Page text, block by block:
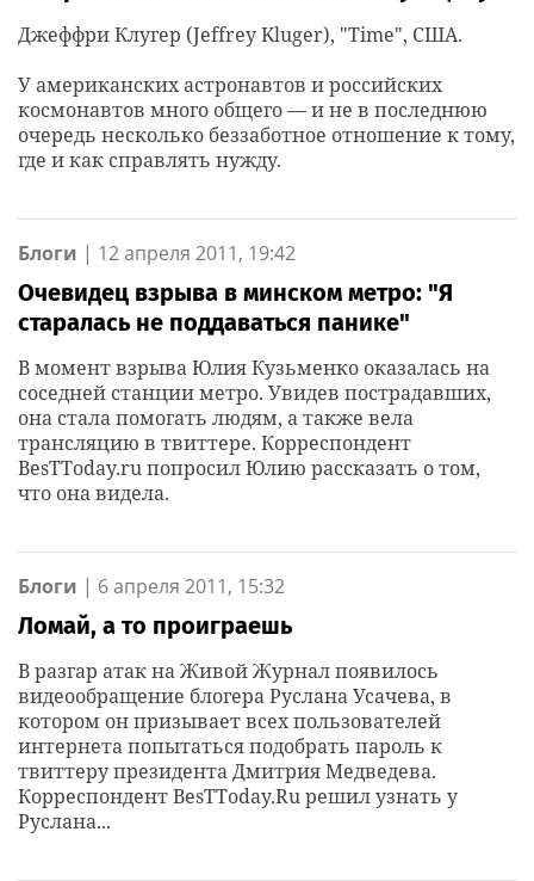
Джеффри Клугер (Jeffrey Kluger), "Time", США.
У американских астронавтов и российских
космонавтов много общего — и не в последнюю
очередь несколько беззаботное отношение к тому,
где и как справлять нужду.
Блоги | 12 апреля 2011, 19:42
Очевидец взрыва в минском метро: "Я
старалась не поддаваться панике"
В момент взрыва Юлия Кузьменко оказалась на
соседней станции метро. Увидев пострадавших,
она стала помогать людям, а также вела
трансляцию в твиттере. Корреспондент
BesTToday.ru попросил Юлию рассказать о том,
что она видела.
Блоги | 6 апреля 2011, 15:32
Ломай, а то проиграешь
В разгар атак на Живой Журнал появилось
видеообращение блогера Руслана Усачева, в
котором он призывает всех пользователей
интернета попытаться подобрать пароль к
твиттеру президента Дмитрия Медведева.
Корреспондент BesTToday.Ru решил узнать у
Руслана...